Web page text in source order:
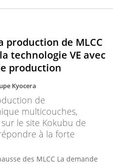
production de MLCC
technologie VE avec
production
Kyocera
de
multicouches,
le site Kokubu de
à la forte
des MLCC La demande